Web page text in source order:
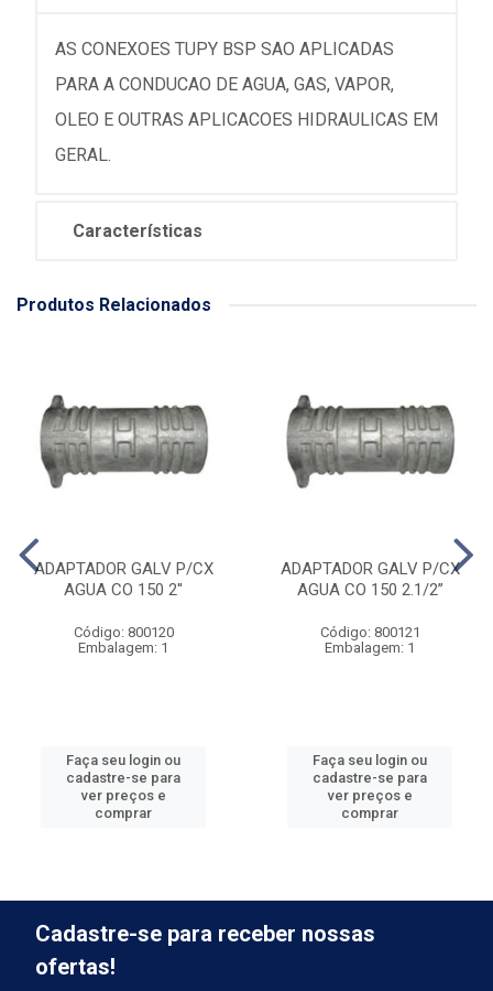
AS CONEXOES TUPY BSP SAO APLICADAS
PARA A CONDUCAO DE AGUA, GAS, VAPOR,
OLEO E OUTRAS APLICACOES HIDRAULICAS EM
GERAL.
Características
Produtos Relacionados
ADAPTADOR GALV P/CX
AGUA CO 150 2''
Código: 800120
Embalagem: 1
Faça seu login ou
cadastre-se para
ver preços e
comprar
ADAPTADOR GALV P/CX
AGUA CO 150 2.1/2”
Código: 800121
Embalagem: 1
Faça seu login ou
cadastre-se para
ver preços e
comprar
Cadastre-se para receber nossas
ofertas!